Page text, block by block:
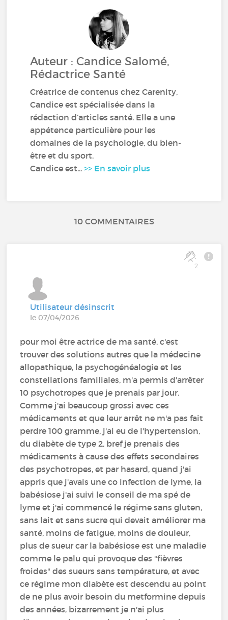
Auteur : Candice Salomé,
Rédactrice Santé
Créatrice de contenus chez Carenity,
Candice est spécialisée dans la
rédaction d’articles santé. Elle a une
appétence particulière pour les
domaines de la psychologie, du bien-
être et du sport.
Candice est...>> En savoir plus
10 COMMENTAIRES
2
Utilisateur désinscrit
le 07/04/2026
pour moi être actrice de ma santé, c'est
trouver des solutions autres que la médecine
allopathique, la psychogénéalogie et les
constellations familiales, m'a permis d'arrêter
10 psychotropes que je prenais par jour.
Comme j'ai beaucoup grossi avec ces
médicaments et que leur arrêt ne m'a pas fait
perdre 100 gramme, j'ai eu de l'hypertension,
du diabète de type 2, bref je prenais des
médicaments à cause des effets secondaires
des psychotropes, et par hasard, quand j'ai
appris que j'avais une co infection de lyme, la
babésiose j'ai suivi le conseil de ma spé de
lyme et j'ai commencé le régime sans gluten,
sans lait et sans sucre qui devait améliorer ma
santé, moins de fatigue, moins de douleur,
plus de sueur car la babésiose est une maladie
comme le palu qui provoque des "fièvres
froides" des sueurs sans température, et avec
ce régime mon diabète est descendu au point
de ne plus avoir besoin du metformine depuis
des années, bizarrement je n'ai plus